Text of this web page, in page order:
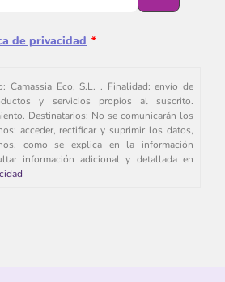
de privacidad *
Camassia Eco, S.L. . Finalidad: envío de
y servicios propios al suscrito.
Destinatarios: No se comunicarán los
acceder, rectificar y suprimir los datos,
como se explica en la información
información adicional y detallada en